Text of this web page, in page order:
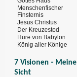
Menschenfischer
Finsternis
Jesus Christus
Der Kreuzestod
Hure von Babylon
König aller Könige
7 Visionen - Meine
Sicht